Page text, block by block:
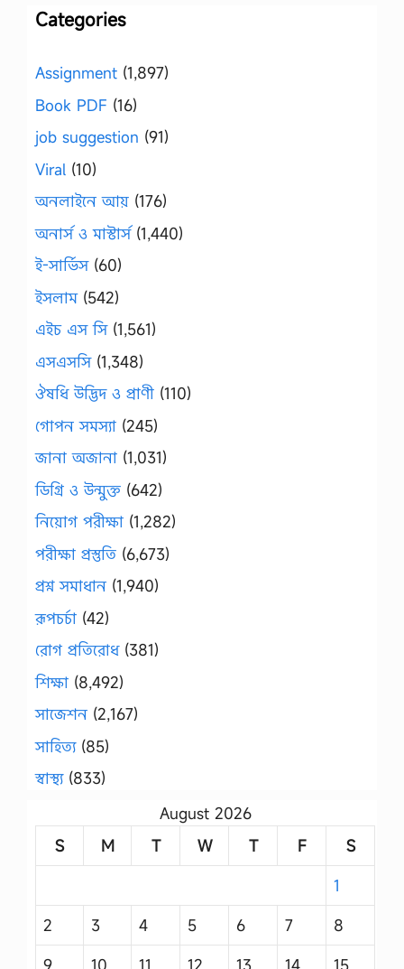
Categories
Assignment (1,897)
Book PDF (16)
job suggestion (91)
Viral (10)
অনলাইনে আয় (176)
অনার্স ও মাস্টার্স(1,440)
ই-সার্ভিস(60)
ইসলাম(542)
এইচ এস সি(1,561)
এসএসসি(1,348)
ঔষধি উদ্ভিদ ও প্রাণী (110)
গোপন সমস্যা (245)
জানা অজানা (1,031)
ডিগ্রি ও উন্মুক্ত (642)
নিয়োগ পরীক্ষা (1,282)
পরীক্ষা প্রস্তুতি (6,673)
প্রশ্ন সমাধান (1,940)
রূপচর্চা (42)
রোগ প্রতিরোধ(381)
শিক্ষা (8,492)
সাজেশন (2,167)
সাহিত্য(85)
স্বাস্থ্য(833)
August 2026
S
M T W T F
S
1
2
3 4 5 6 7
8